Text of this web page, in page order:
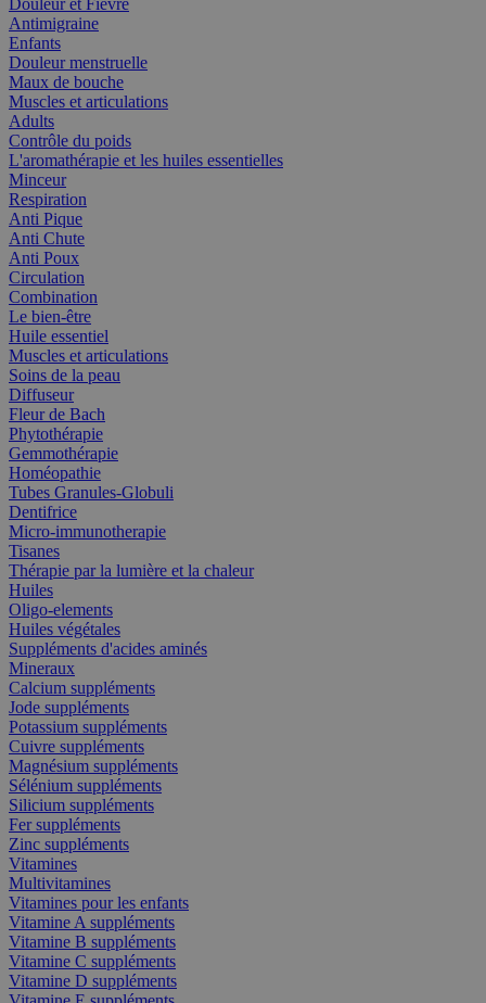
Douleur et Fièvre
Antimigraine
Enfants
Douleur menstruelle
Maux de bouche
Muscles et articulations
Adults
Contrôle du poids
L'aromathérapie et les huiles essentielles
Minceur
Respiration
Anti Pique
Anti Chute
Anti Poux
Circulation
Combination
Le bien-être
Huile essentiel
Muscles et articulations
Soins de la peau
Diffuseur
Fleur de Bach
Phytothérapie
Gemmothérapie
Homéopathie
Tubes Granules-Globuli
Dentifrice
Micro-immunotherapie
Tisanes
Thérapie par la lumière et la chaleur
Huiles
Oligo-elements
Huiles végétales
Suppléments d'acides aminés
Mineraux
Calcium suppléments
Jode suppléments
Potassium suppléments
Cuivre suppléments
Magnésium suppléments
Sélénium suppléments
Silicium suppléments
Fer suppléments
Zinc suppléments
Vitamines
Multivitamines
Vitamines pour les enfants
Vitamine A suppléments
Vitamine B suppléments
Vitamine C suppléments
Vitamine D suppléments